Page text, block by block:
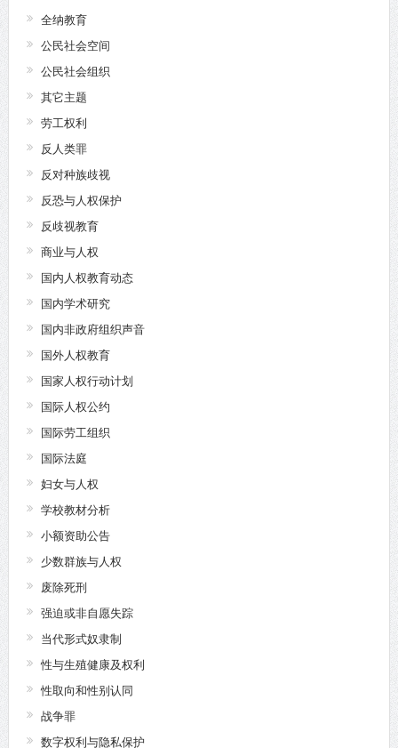
全纳教育
公民社会空间
公民社会组织
其它主题
劳工权利
反人类罪
反对种族歧视
反恐与人权保护
反歧视教育
商业与人权
国内人权教育动态
国内学术研究
国内非政府组织声音
国外人权教育
国家人权行动计划
国际人权公约
国际劳工组织
国际法庭
妇女与人权
学校教材分析
小额资助公告
少数群族与人权
废除死刑
强迫或非自愿失踪
当代形式奴隶制
性与生殖健康及权利
性取向和性别认同
战争罪
数字权利与隐私保护